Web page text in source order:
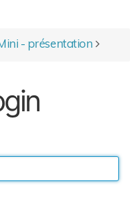
- présentation